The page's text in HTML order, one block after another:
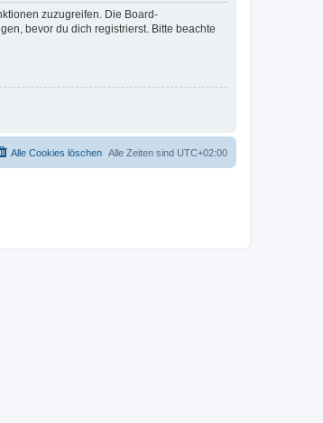
zuzugreifen. Die Board-
bevor du dich registrierst. Bitte beachte
Alle Zeiten sind UTC+02:00
Alle Cookies löschen